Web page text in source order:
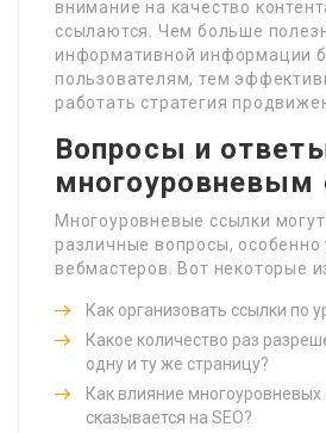
внимание на качество
ссылаются. Чем больше
информативной информации
пользователям, тем
работать стратегия
Вопросы и
многоуровневым
Многоуровневые ссылки
различные вопросы,
вебмастеров. Вот некоторые
Как организовать ссылки по
Какое количество раз
одну и ту же страницу?
Как влияние многоуровневых
сказывается на SEO?